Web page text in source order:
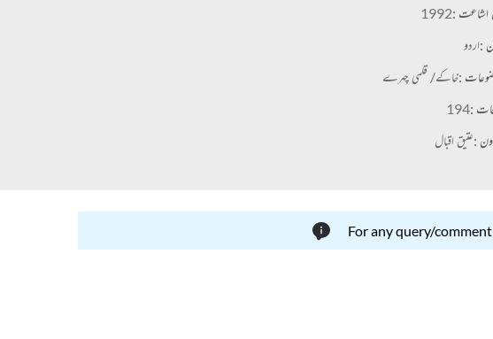
اشاعت :1992
:اردو
:خاکے/ قلمی چہرے
:
194
:عتیق اقبال
For any query/